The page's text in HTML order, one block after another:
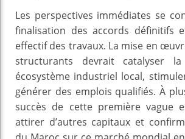
Les perspectives immédiates se
finalisation des accords définitifs
effectif des travaux. La mise en
structurants devrait catalyser la
écosystème industriel local,
générer des emplois qualifiés. À
succès de cette première vague
attirer d’autres capitaux et